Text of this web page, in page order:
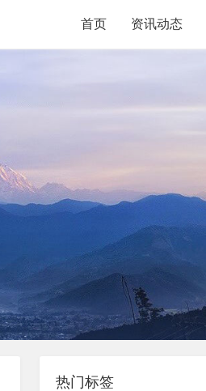
首页 资讯动态
热门标签